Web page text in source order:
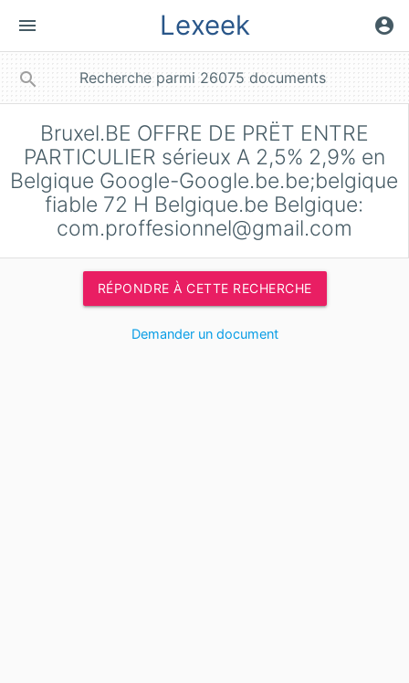
menu Lexeek account_circle
search
Bruxel.BE OFFRE DE PRËT ENTRE
PARTICULIER sérieux A 2,5% 2,9% en
Belgique Google-Google.be.be;belgique
fiable 72 H Belgique.be Belgique:
com.proffesionnel@gmail.com
RÉPONDRE À CETTE RECHERCHE
Demander un document